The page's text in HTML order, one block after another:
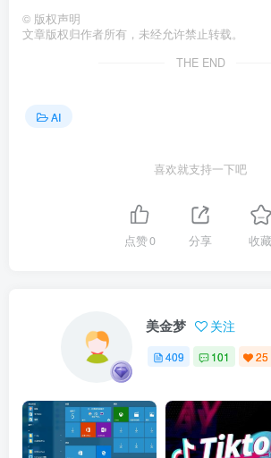
© 版权声明
文章版权归作者所有，未经允许禁止转载。
THE END
AI
喜欢就支持一下吧
点赞0 分享 收藏
美金梦 关注
409 101 25